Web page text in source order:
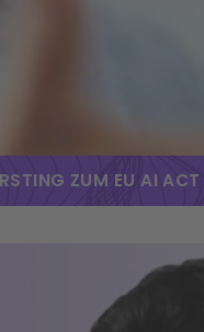
ZUM EU AI ACT